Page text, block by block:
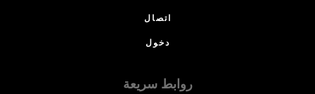
اتصال
دخول
روابط سريعة